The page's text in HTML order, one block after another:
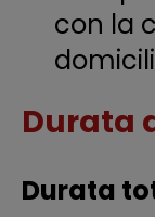
con la
Durata
Durata